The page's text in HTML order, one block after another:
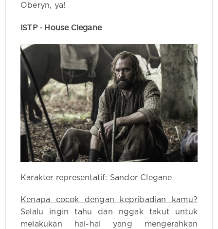
Oberyn, ya!
ISTP - House Clegane
Karakter representatif: Sandor Clegane
Kenapa cocok dengan kepribadian kamu?
Selalu ingin tahu dan nggak takut untuk
melakukan hal-hal yang mengerahkan